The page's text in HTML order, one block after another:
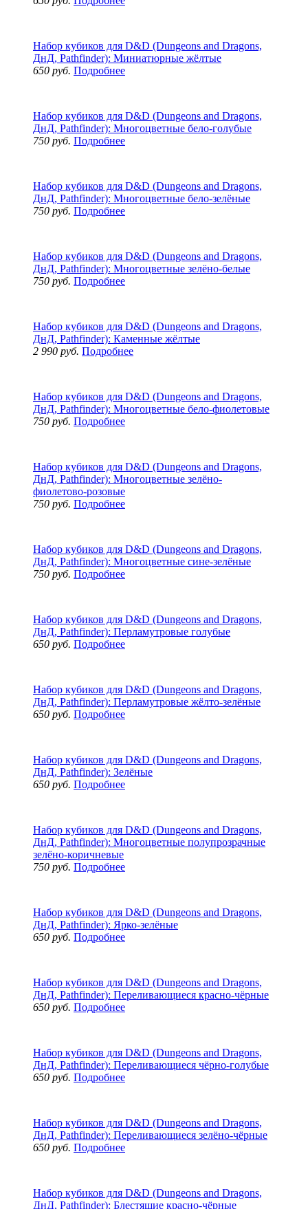
Набор кубиков для D&D (Dungeons and Dragons,
ДнД, Pathfinder): Миниатюрные жёлтые
650 руб. Подробнее
Набор кубиков для D&D (Dungeons and Dragons,
ДнД, Pathfinder): Многоцветные бело-голубые
750 руб. Подробнее
Набор кубиков для D&D (Dungeons and Dragons,
ДнД, Pathfinder): Многоцветные бело-зелёные
750 руб. Подробнее
Набор кубиков для D&D (Dungeons and Dragons,
ДнД, Pathfinder): Многоцветные зелёно-белые
750 руб. Подробнее
Набор кубиков для D&D (Dungeons and Dragons,
ДнД, Pathfinder): Каменные жёлтые
2 990 руб. Подробнее
Набор кубиков для D&D (Dungeons and Dragons,
ДнД, Pathfinder): Многоцветные бело-фиолетовые
750 руб. Подробнее
Набор кубиков для D&D (Dungeons and Dragons,
ДнД, Pathfinder): Многоцветные зелёно-
фиолетово-розовые
750 руб. Подробнее
Набор кубиков для D&D (Dungeons and Dragons,
ДнД, Pathfinder): Многоцветные сине-зелёные
750 руб. Подробнее
Набор кубиков для D&D (Dungeons and Dragons,
ДнД, Pathfinder): Перламутровые голубые
650 руб. Подробнее
Набор кубиков для D&D (Dungeons and Dragons,
ДнД, Pathfinder): Перламутровые жёлто-зелёные
650 руб. Подробнее
Набор кубиков для D&D (Dungeons and Dragons,
ДнД, Pathfinder): Зелёные
650 руб. Подробнее
Набор кубиков для D&D (Dungeons and Dragons,
ДнД, Pathfinder): Многоцветные полупрозрачные
зелёно-коричневые
750 руб. Подробнее
Набор кубиков для D&D (Dungeons and Dragons,
ДнД, Pathfinder): Ярко-зелёные
650 руб. Подробнее
Набор кубиков для D&D (Dungeons and Dragons,
ДнД, Pathfinder): Переливающиеся красно-чёрные
650 руб. Подробнее
Набор кубиков для D&D (Dungeons and Dragons,
ДнД, Pathfinder): Переливающиеся чёрно-голубые
650 руб. Подробнее
Набор кубиков для D&D (Dungeons and Dragons,
ДнД, Pathfinder): Переливающиеся зелёно-чёрные
650 руб. Подробнее
Набор кубиков для D&D (Dungeons and Dragons,
ДнД, Pathfinder): Блестящие красно-чёрные